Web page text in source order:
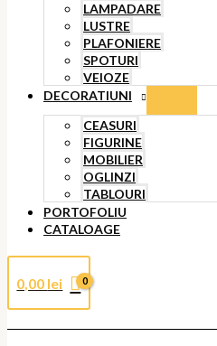
LAMPADARE
LUSTRE
PLAFONIERE
SPOTURI
VEIOZE
DECORATIUNI
CEASURI
FIGURINE
MOBILIER
OGLINZI
TABLOURI
PORTOFOLIU
CATALOAGE
0,00 lei